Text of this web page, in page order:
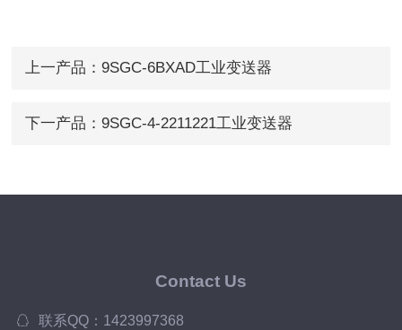
上一产品： 9SGC-6BXAD工业变送器
下一产品： 9SGC-4-2211221工业变送器
Contact Us
联系QQ：1423997368